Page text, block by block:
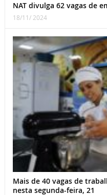
NAT divulga 62 vagas de
18/11/ 2024
Mais de 40 vagas de
nesta segunda-feira, 21